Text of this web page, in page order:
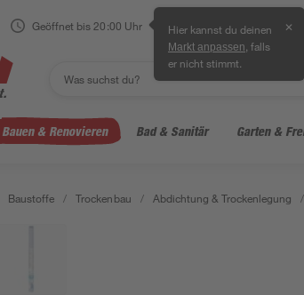
Geöffnet bis 20:00 Uhr Hier kannst du deinen
Markt anpassen , falls
er nicht stimmt.
✕
Bauen & Renovieren Bad & Sanitär Garten &
Baustoffe / Trockenbau / Abdichtung & Trockenlegung /